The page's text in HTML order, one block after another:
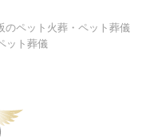
のペット火葬・ペット葬儀
ット葬儀